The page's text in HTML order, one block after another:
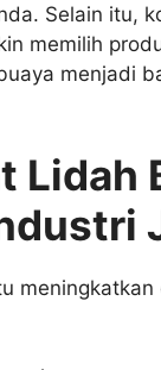
Selain itu,
memilih
menjadi
Lidah
meningkatkan